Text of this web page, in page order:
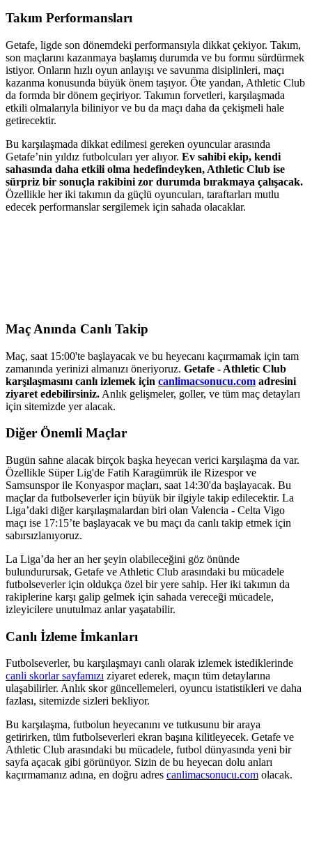
Takım Performansları
Getafe, ligde son dönemdeki performansıyla dikkat çekiyor. Takım,
son maçlarını kazanmaya başlamış durumda ve bu formu sürdürmek
istiyor. Onların hızlı oyun anlayışı ve savunma disiplinleri, maçı
kazanma konusunda büyük önem taşıyor. Öte yandan, Athletic Club
da formda bir dönem geçiriyor. Takımın forvetleri, karşılaşmada
etkili olmalarıyla biliniyor ve bu da maçı daha da çekişmeli hale
getirecektir.
Bu karşılaşmada dikkat edilmesi gereken oyuncular arasında
Getafe’nin yıldız futbolcuları yer alıyor. Ev sahibi ekip, kendi
sahasında daha etkili olma hedefindeyken, Athletic Club ise
sürpriz bir sonuçla rakibini zor durumda bırakmaya çalışacak.
Özellikle her iki takımın da güçlü oyuncuları, taraftarları mutlu
edecek performanslar sergilemek için sahada olacaklar.
Maç Anında Canlı Takip
Maç, saat 15:00'te başlayacak ve bu heyecanı kaçırmamak için tam
zamanında yerinizi almanızı öneriyoruz. Getafe - Athletic Club
karşılaşmasını canlı izlemek için canlimacsonucu.com adresini
ziyaret edebilirsiniz. Anlık gelişmeler, goller, ve tüm maç detayları
için sitemizde yer alacak.
Diğer Önemli Maçlar
Bugün sahne alacak birçok başka heyecan verici karşılaşma da var.
Özellikle Süper Lig'de Fatih Karagümrük ile Rizespor ve
Samsunspor ile Konyaspor maçları, saat 14:30'da başlayacak. Bu
maçlar da futbolseverler için büyük bir ilgiyle takip edilecektir. La
Liga’daki diğer karşılaşmalardan biri olan Valencia - Celta Vigo
maçı ise 17:15’te başlayacak ve bu maçı da canlı takip etmek için
sabırsızlanıyoruz.
La Liga’da her an her şeyin olabileceğini göz önünde
bulundurursak, Getafe ve Athletic Club arasındaki bu mücadele
futbolseverler için oldukça özel bir yere sahip. Her iki takımın da
rakiplerine karşı galip gelmek için sahada vereceği mücadele,
izleyicilere unutulmaz anlar yaşatabilir.
Canlı İzleme İmkanları
Futbolseverler, bu karşılaşmayı canlı olarak izlemek istediklerinde
canli skorlar sayfamızı ziyaret ederek, maçın tüm detaylarına
ulaşabilirler. Anlık skor güncellemeleri, oyuncu istatistikleri ve daha
fazlası, sitemizde sizleri bekliyor.
Bu karşılaşma, futbolun heyecanını ve tutkusunu bir araya
getirirken, tüm futbolseverleri ekran başına kilitleyecek. Getafe ve
Athletic Club arasındaki bu mücadele, futbol dünyasında yeni bir
sayfa açacak gibi görünüyor. Sizin de bu heyecan dolu anları
kaçırmamanız adına, en doğru adres canlimacsonucu.com olacak.